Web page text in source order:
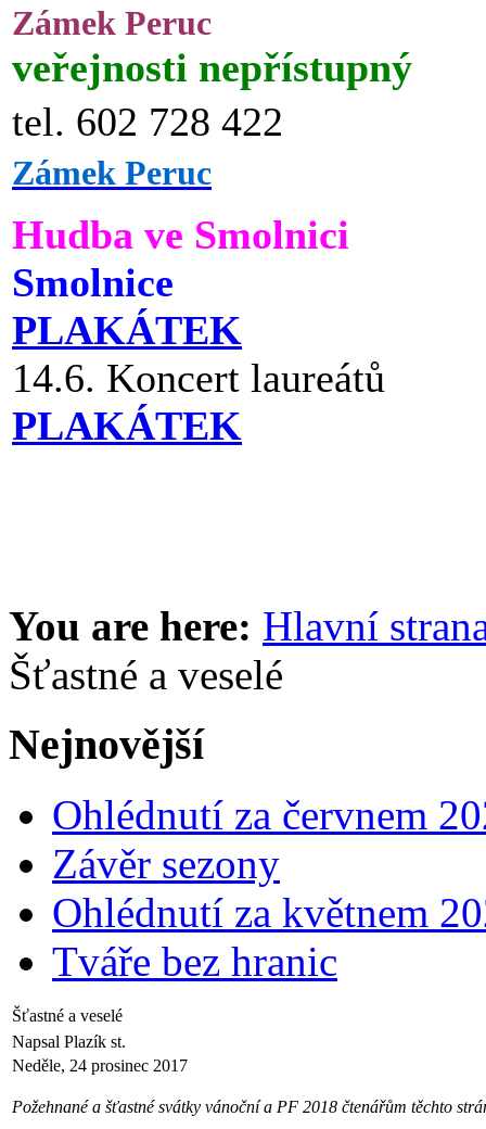
Zámek Peruc
veřejnosti nepřístupný
tel. 602 728 422
Zámek Peruc
Hudba ve Smolnici
Smolnice
PLAKÁTEK
14.6. Koncert laureátů
PLAKÁTEK
You are here: Hlavní
Šťastné a veselé
Nejnovější
Ohlédnutí za červnem
Závěr sezony
Ohlédnutí za květnem
Tváře bez hranic
Šťastné a veselé
Napsal Plazík st.
Neděle, 24 prosinec 2017
Požehnané a šťastné svátky vánoční a PF 2018 čtenářům těchto